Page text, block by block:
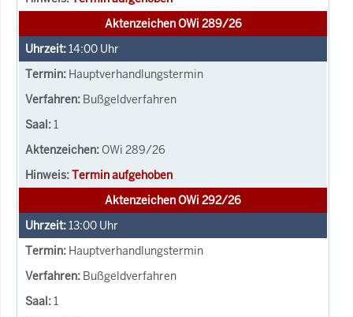
Aktenzeichen OWi 289/26
14:00 Uhr
Hauptverhandlungstermin
Bußgeldverfahren
1
OWi 289/26
Termin aufgehoben
Aktenzeichen OWi 292/26
13:00 Uhr
Hauptverhandlungstermin
Bußgeldverfahren
1